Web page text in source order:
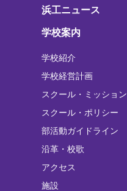
浜工ニュース
学校案内
学校紹介
学校経営計画
スクール・ミッション
スクール・ポリシー
部活動ガイドライン
沿革・校歌
アクセス
施設